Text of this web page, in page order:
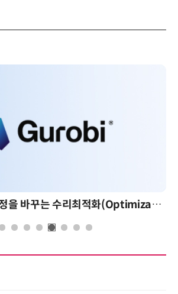
AI 시대의 의사결정을 바꾸는 수리최적화(Optimization): 실제 산업 적용 사례와 활용 전략 AI 핀옵스 실전 세미나: 폭증